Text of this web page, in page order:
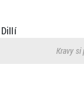
Kravy